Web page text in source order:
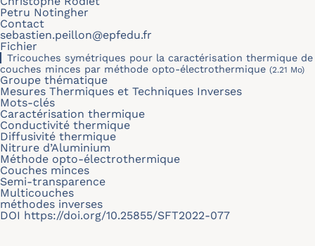
Petru Notingher
Contact
sebastien.peillon@epfedu.fr
Fichier
Tricouches symétriques pour la caractérisation thermique de
couches minces par méthode opto-électrothermique (2.21 Mo)
Groupe thématique
Mesures Thermiques et Techniques Inverses
Mots-clés
Caractérisation thermique
Conductivité thermique
Diffusivité thermique
Nitrure d’Aluminium
Méthode opto-électrothermique
Couches minces
Semi-transparence
Multicouches
méthodes inverses
DOI https://doi.org/10.25855/SFT2022-077